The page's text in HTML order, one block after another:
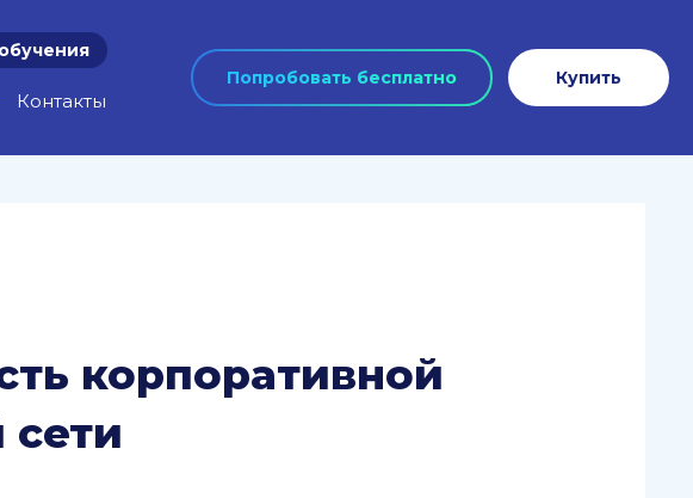
Контакты
Попробовать бесплатно Купить
корпоративной